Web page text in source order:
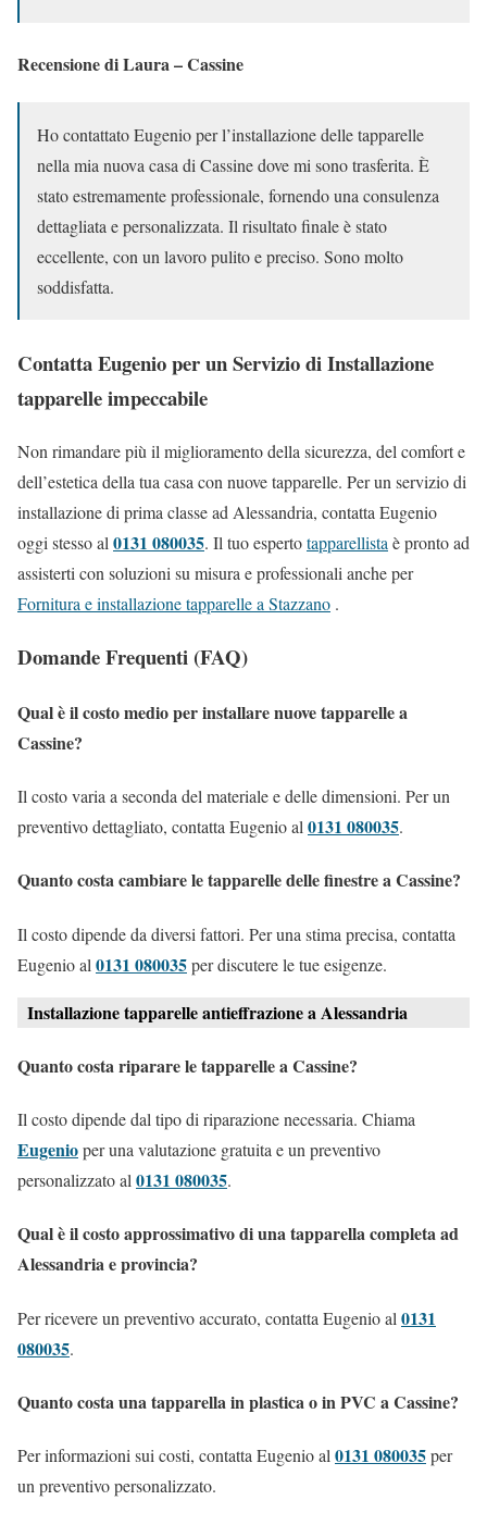
Recensione di Laura – Cassine
Ho contattato Eugenio per l’installazione delle tapparelle
nella mia nuova casa di Cassine dove mi sono trasferita. È
stato estremamente professionale, fornendo una consulenza
dettagliata e personalizzata. Il risultato finale è stato
eccellente, con un lavoro pulito e preciso. Sono molto
soddisfatta.
Contatta Eugenio per un Servizio di Installazione
tapparelle impeccabile
Non rimandare più il miglioramento della sicurezza, del comfort e
dell’estetica della tua casa con nuove tapparelle. Per un servizio di
installazione di prima classe ad Alessandria, contatta Eugenio
oggi stesso al 0131 080035. Il tuo espertotapparellista è pronto ad
assisterti con soluzioni su misura e professionali anche per
Fornitura e installazione tapparelle a Stazzano .
Domande Frequenti (FAQ)
Qual è il costo medio per installare nuove tapparelle a
Cassine?
Il costo varia a seconda del materiale e delle dimensioni. Per un
preventivo dettagliato, contatta Eugenio al 0131 080035.
Quanto costa cambiare le tapparelle delle finestre a Cassine?
Il costo dipende da diversi fattori. Per una stima precisa, contatta
Eugenio al 0131 080035per discutere le tue esigenze.
Installazione tapparelle antieffrazione a Alessandria
Quanto costa riparare le tapparelle a Cassine?
Il costo dipende dal tipo di riparazione necessaria. Chiama
Eugenioper una valutazione gratuita e un preventivo
personalizzato al 0131 080035.
Qual è il costo approssimativo di una tapparella completa ad
Alessandria e provincia?
Per ricevere un preventivo accurato, contatta Eugenio al 0131
080035.
Quanto costa una tapparella in plastica o in PVC a Cassine?
Per informazioni sui costi, contatta Eugenio al 0131 080035per
un preventivo personalizzato.